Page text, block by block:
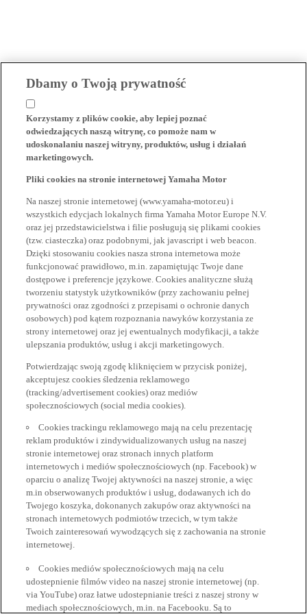
Dbamy o Twoją prywatność
Korzystamy z plików cookie, aby lepiej poznać
odwiedzających naszą witrynę, co pomoże nam w
udoskonalaniu naszej witryny, produktów, usług i działań
marketingowych.
Pliki cookies na stronie internetowej Yamaha Motor
Na naszej stronie internetowej (www.yamaha-motor.eu) i
wszystkich edycjach lokalnych firma Yamaha Motor Europe N.V.
oraz jej przedstawicielstwa i filie posługują się plikami cookies
(tzw. ciasteczka) oraz podobnymi, jak javascript i web beacon.
Dzięki stosowaniu cookies nasza strona internetowa może
funkcjonować prawidłowo, m.in. zapamiętując Twoje dane
dostępowe i preferencje językowe. Cookies analityczne służą
tworzeniu statystyk użytkowników (przy zachowaniu pełnej
prywatności oraz zgodności z przepisami o ochronie danych
osobowych) pod kątem rozpoznania nawyków korzystania ze
strony internetowej oraz jej ewentualnych modyfikacji, a także
ulepszania produktów, usług i akcji marketingowych.
Potwierdzając swoją zgodę kliknięciem w przycisk poniżej,
akceptujesz cookies śledzenia reklamowego
(tracking/advertisement cookies) oraz mediów
społecznościowych (social media cookies).
Cookies trackingu reklamowego mają na celu prezentację
reklam produktów i zindywidualizowanych usług na naszej
stronie internetowej oraz stronach innych platform
internetowych i mediów społecznościowych (np. Facebook) w
oparciu o analizę Twojej aktywności na naszej stronie, a więc
m.in obserwowanych produktów i usług, dodawanych ich do
Twojego koszyka, dokonanych zakupów oraz aktywności na
stronach internetowych podmiotów trzecich, w tym także
Twoich zainteresowań wywodzących się z zachowania na stronie
internetowej.
Cookies mediów społecznościowych mają na celu
udostepnienie filmów video na naszej stronie internetowej (np.
via YouTube) oraz łatwe udostepnianie treści z naszej strony w
mediach społecznościowych, m.in. na Facebooku. Są to